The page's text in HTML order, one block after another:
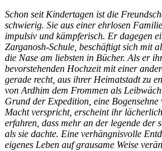
Schon seit Kindertagen ist die
schwierig. Sie aus einer ehrlosen
impulsiv und kämpferisch. Er dagegen
Zarganosh-Schule, beschäftigt sich mit
die Nase am liebsten in Bücher. Als er
bevorstehenden Hochzeit mit einer
gerade recht, aus ihrer Heimatstadt zu
von Ardhim dem Frommen als
Grund der Expedition, eine
Macht verspricht, erscheint ihr
erfahren, dass mehr an der legende der
als sie dachte. Eine verhängnisvolle
eigenes Leben auf grausame Weise